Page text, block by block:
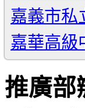
嘉義市私
嘉華高級
推廣部